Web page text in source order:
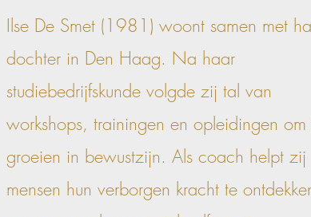
Ilse De Smet (1981) woont samen met
dochter in Den Haag. Na haar
studiebedrijfskunde volgde zij tal van
workshops, trainingen en opleidingen om
groeien in bewustzijn. Als coach helpt zij
mensen hun verborgen kracht te